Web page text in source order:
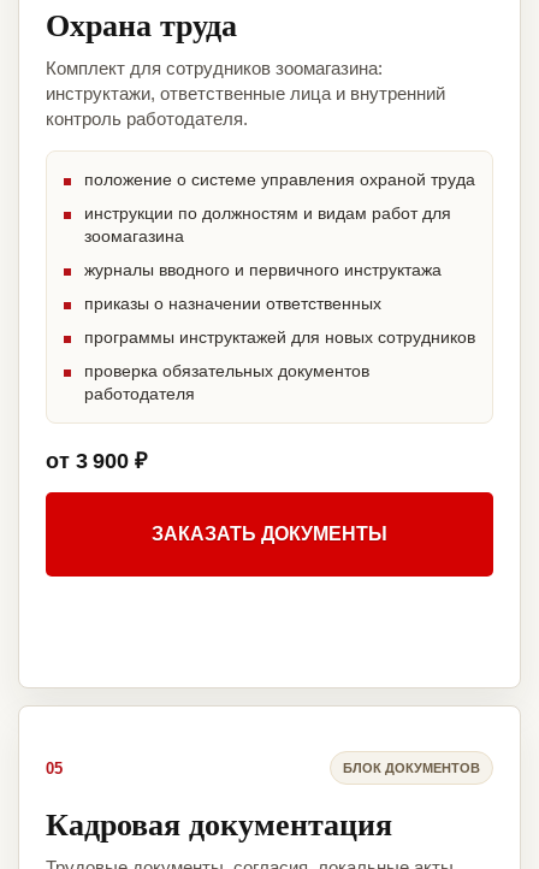
Охрана труда
Комплект для сотрудников зоомагазина:
инструктажи, ответственные лица и внутренний
контроль работодателя.
положение о системе управления охраной труда
инструкции по должностям и видам работ для
зоомагазина
журналы вводного и первичного инструктажа
приказы о назначении ответственных
программы инструктажей для новых сотрудников
проверка обязательных документов
работодателя
от 3 900 ₽
ЗАКАЗАТЬ ДОКУМЕНТЫ
05 БЛОК ДОКУМЕНТОВ
Кадровая документация